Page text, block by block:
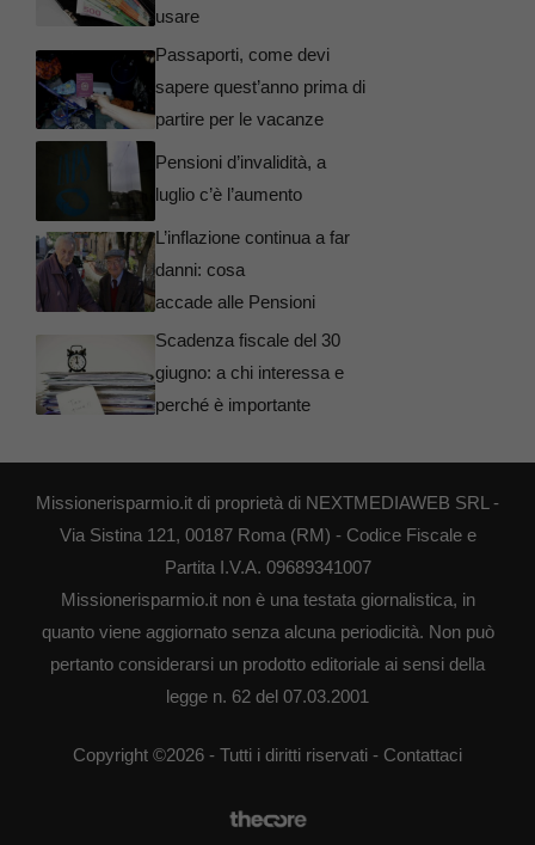
usare
Passaporti, come devi
sapere quest’anno prima di
partire per le vacanze
Pensioni d’invalidità, a
luglio c’è l’aumento
L’inflazione continua a far
danni: cosa
accade alle Pensioni
Scadenza fiscale del 30
giugno: a chi interessa e
perché è importante
Missionerisparmio.it di proprietà di NEXTMEDIAWEB SRL -
Via Sistina 121, 00187 Roma (RM) - Codice Fiscale e
Partita I.V.A. 09689341007
Missionerisparmio.it non è una testata giornalistica, in
quanto viene aggiornato senza alcuna periodicità. Non può
pertanto considerarsi un prodotto editoriale ai sensi della
legge n. 62 del 07.03.2001
Copyright ©2026 - Tutti i diritti riservati - Contattaci